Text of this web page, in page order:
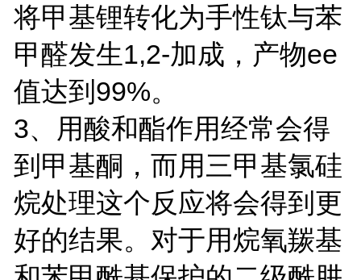
将甲基锂转化为手性钛与苯
甲醛发生1,2-加成，产物ee
值达到99%。
3、用酸和酯作用经常会得
到甲基酮，而用三甲基氯硅
烷处理这个反应将会得到更
好的结果。对于用烷氧羰基